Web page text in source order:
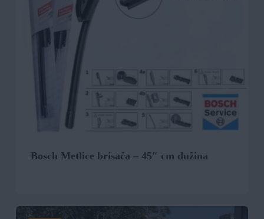
Bosch Metlice brisača – 45″ cm dužina